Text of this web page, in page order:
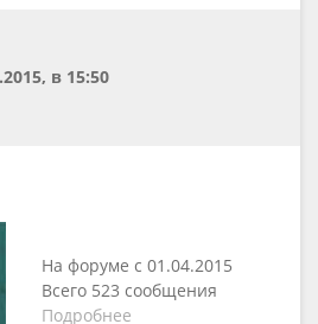
в 15:50
На форуме с 01.04.2015
Всего 523 сообщения
Подробнее